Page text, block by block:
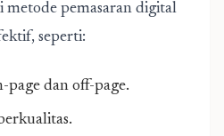
metode pemasaran digital
seperti:
page dan off-page.